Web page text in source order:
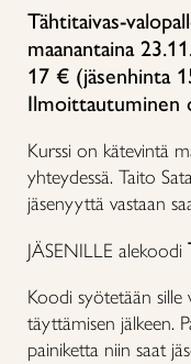
Tähtitaivas-
maanantaina
17 € (jäsenhinta
Ilmoittautuminen
Kurssi on kätevintä
yhteydessä. Taito
jäsenyyttä vastaan
JÄSENILLE alekoodi
Koodi syötetään
täyttämisen jälkeen.
painiketta niin saat